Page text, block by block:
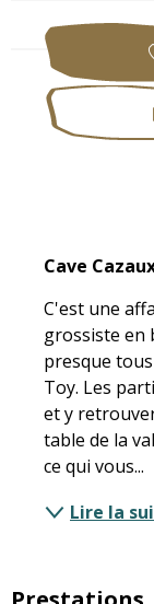
Cave
C'est une
grossiste en
presque
Toy. Les
et y
table de la
ce qui vous...
Lire la